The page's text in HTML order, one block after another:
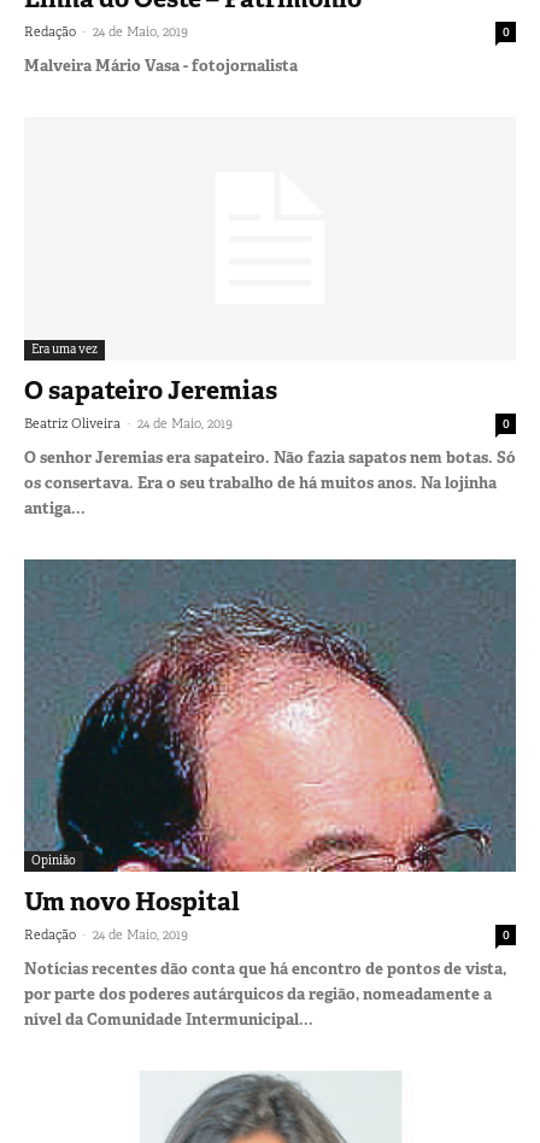
Redação - 24 de Maio, 2019 0
Malveira Mário Vasa - fotojornalista
Era uma vez
O sapateiro Jeremias
Beatriz Oliveira - 24 de Maio, 2019 0
O senhor Jeremias era sapateiro. Não fazia sapatos nem botas. Só
os consertava. Era o seu trabalho de há muitos anos. Na lojinha
antiga...
Opinião
Um novo Hospital
Redação - 24 de Maio, 2019 0
Notícias recentes dão conta que há encontro de pontos de vista,
por parte dos poderes autárquicos da região, nomeadamente a
nível da Comunidade Intermunicipal...